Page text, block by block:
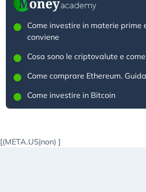
Come investire in materie prime
conviene
Cosa sono le criptovalute e
Come comprare Ethereum.
Come investire in Bitcoin
[(META.US|non) ]